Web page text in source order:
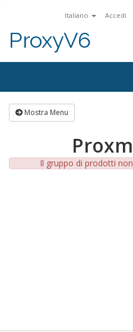
Italiano Accedi
ProxyV6
Mostra Menu
Il gruppo di prodotti